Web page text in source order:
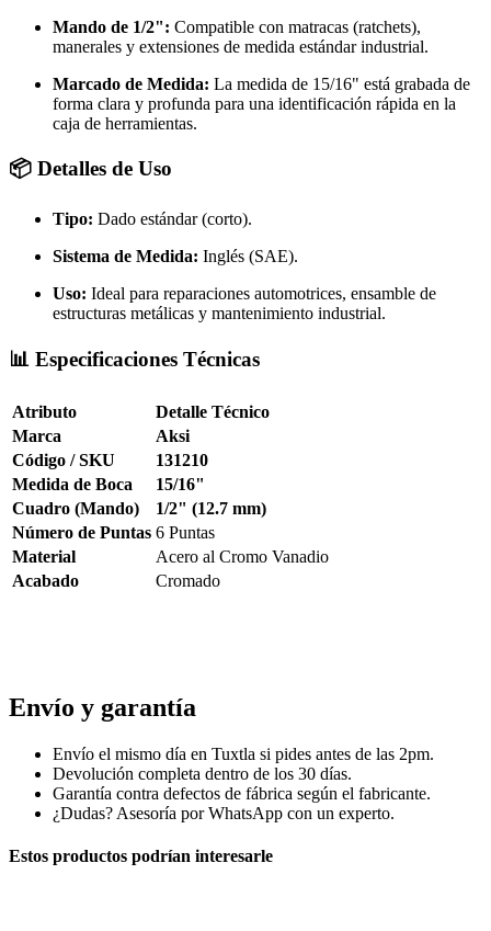
Mando de 1/2": Compatible con matracas (ratchets),
manerales y extensiones de medida estándar industrial.
Marcado de Medida: La medida de 15/16" está grabada de
forma clara y profunda para una identificación rápida en la
caja de herramientas.
📦 Detalles de Uso
Tipo: Dado estándar (corto).
Sistema de Medida: Inglés (SAE).
Uso: Ideal para reparaciones automotrices, ensamble de
estructuras metálicas y mantenimiento industrial.
📊 Especificaciones Técnicas
Atributo
Detalle Técnico
Marca
Aksi
Código / SKU
131210
Medida de Boca
15/16"
Cuadro (Mando)
1/2" (12.7 mm)
Número de Puntas 6 Puntas
Material
Acero al Cromo Vanadio
Acabado
Cromado
Envío y garantía
Envío el mismo día en Tuxtla si pides antes de las 2pm.
Devolución completa dentro de los 30 días.
Garantía contra defectos de fábrica según el fabricante.
¿Dudas? Asesoría por WhatsApp con un experto.
Estos productos podrían interesarle